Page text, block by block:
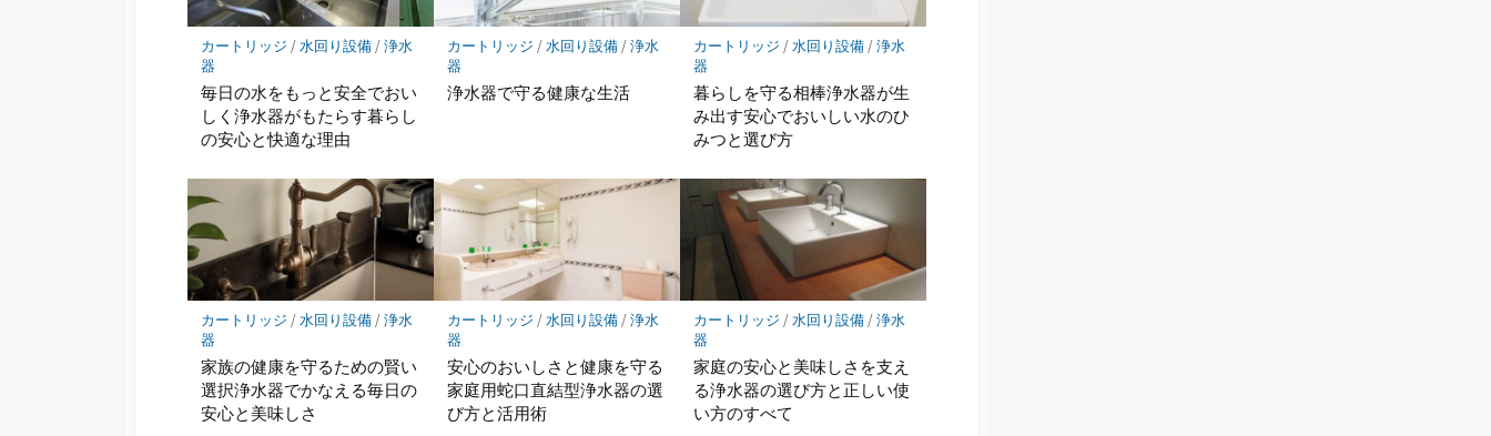
カートリッジ /水回り設備/浄水
器
毎日の水をもっと安全でおい
しく浄水器がもたらす暮らし
の安心と快適な理由
カートリッジ /水回り設備/浄水
器
浄水器で守る健康な生活
カートリッジ /水回り設備/浄水
器
暮らしを守る相棒浄水器が生
み出す安心でおいしい水のひ
みつと選び方
カートリッジ /水回り設備/浄水
器
家族の健康を守るための賢い
選択浄水器でかなえる毎日の
安心と美味しさ
カートリッジ /水回り設備/浄水
器
安心のおいしさと健康を守る
家庭用蛇口直結型浄水器の選
び方と活用術
カートリッジ /水回り設備/浄水
器
家庭の安心と美味しさを支え
る浄水器の選び方と正しい使
い方のすべて